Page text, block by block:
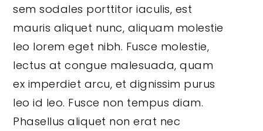
sem sodales porttitor iaculis, est
mauris aliquet nunc, aliquam molestie
leo lorem eget nibh. Fusce molestie,
lectus at congue malesuada, quam
ex imperdiet arcu, et dignissim purus
leo id leo. Fusce non tempus diam.
Phasellus aliquet non erat nec